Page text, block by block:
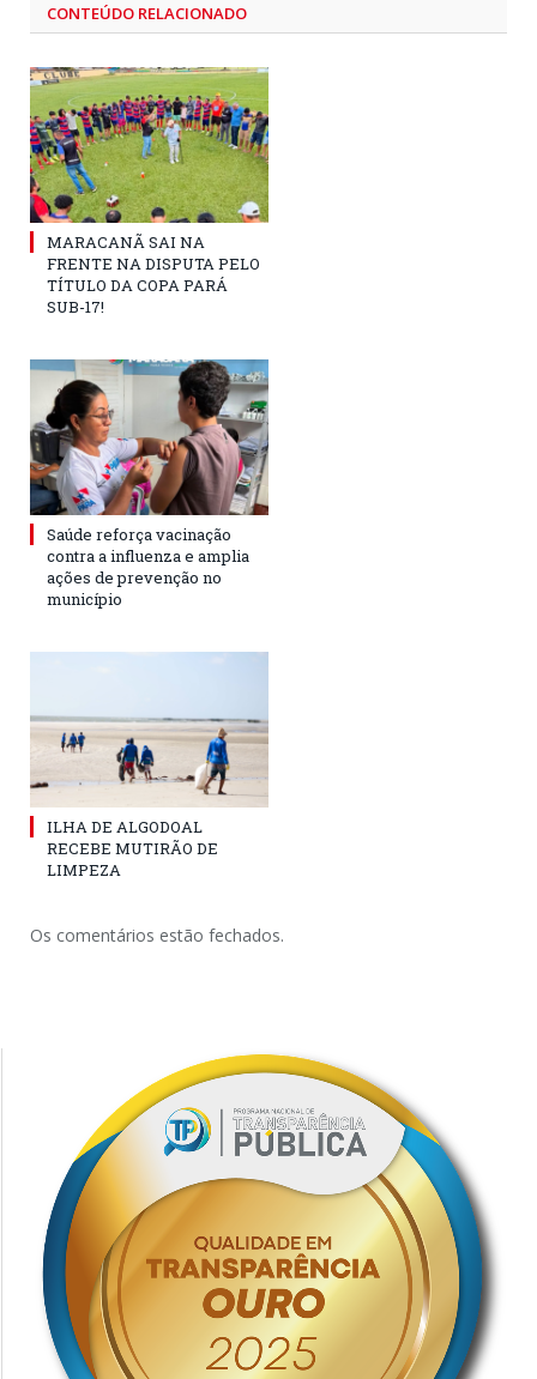
CONTEÚDO RELACIONADO
MARACANÃ SAI NA
FRENTE NA DISPUTA PELO
TÍTULO DA COPA PARÁ
SUB-17!
Saúde reforça vacinação
contra a influenza e amplia
ações de prevenção no
município
ILHA DE ALGODOAL
RECEBE MUTIRÃO DE
LIMPEZA
Os comentários estão fechados.